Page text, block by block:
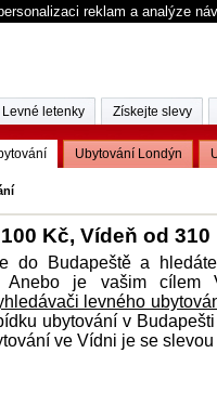
reklam a analýze
Kč, Vídeň od 310
do Budapeště a
Anebo je vašim cílem
levného
ubytování v
ve Vídni je se slevou
Ubytování Londýn
Levné letenky Získejte slevy